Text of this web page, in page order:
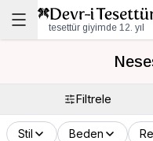
tesettür giyimde 12. yıl
Filtrele
Stil Beden